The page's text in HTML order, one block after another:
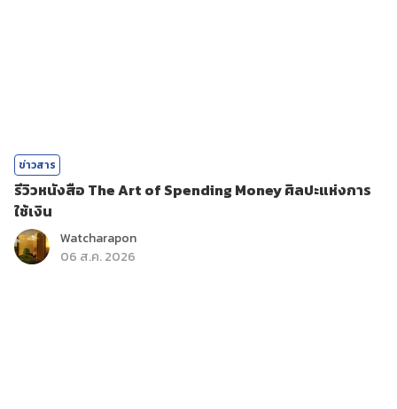
ข่าวสาร
รีวิวหนังสือ The Art of Spending Money ศิลปะแห่งการ
ใช้เงิน
Watcharapon
06 ส.ค. 2026